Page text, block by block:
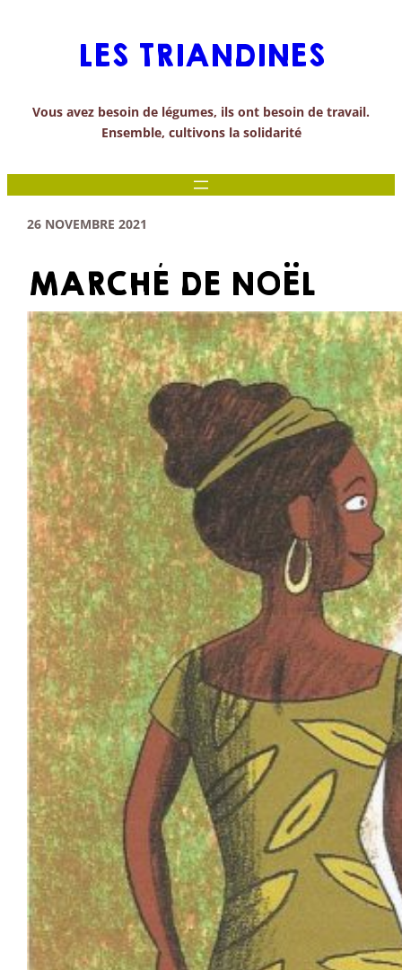
LES TRIANDINES
Vous avez besoin de légumes, ils ont besoin de travail.
Ensemble, cultivons la solidarité
26 NOVEMBRE 2021
MARCHÉ DE NOËL